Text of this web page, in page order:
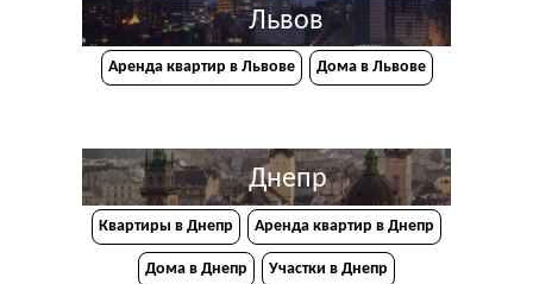
Львов
Аренда квартир в Львове Дома в Львове
Днепр
Квартиры в Днепр Аренда квартир в Днепр
Дома в Днепр Участки в Днепр